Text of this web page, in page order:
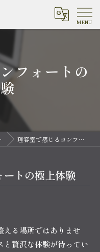
フォートの
理容室で感じるコンフォートの極上体験
トの極上体験
える場所ではありませ
と贅沢な体験が待ってい